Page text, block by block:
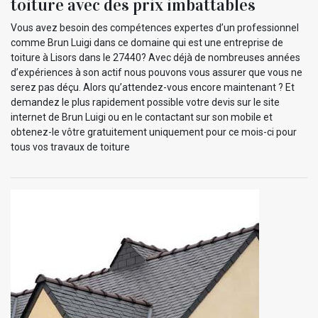
toiture avec des prix imbattables
Vous avez besoin des compétences expertes d’un professionnel
comme Brun Luigi dans ce domaine qui est une entreprise de
toiture à Lisors dans le 27440? Avec déjà de nombreuses années
d’expériences à son actif nous pouvons vous assurer que vous ne
serez pas déçu. Alors qu’attendez-vous encore maintenant ? Et
demandez le plus rapidement possible votre devis sur le site
internet de Brun Luigi ou en le contactant sur son mobile et
obtenez-le vôtre gratuitement uniquement pour ce mois-ci pour
tous vos travaux de toiture